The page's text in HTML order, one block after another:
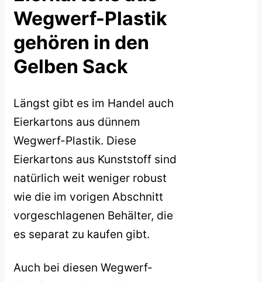
Wegwerf-Plastik
gehören in den
Gelben Sack
Längst gibt es im Handel auch
Eierkartons aus dünnem
Wegwerf-Plastik. Diese
Eierkartons aus Kunststoff sind
natürlich weit weniger robust
wie die im vorigen Abschnitt
vorgeschlagenen Behälter, die
es separat zu kaufen gibt.
Auch bei diesen Wegwerf-